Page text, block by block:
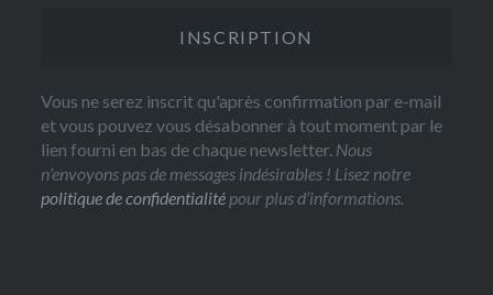
Vous ne serez inscrit qu'après confirmation par e-mail
et vous pouvez vous désabonner à tout moment par le
lien fourni en bas de chaque newsletter. Nous
n’envoyons pas de messages indésirables ! Lisez notre
politique de confidentialité pour plus d’informations.